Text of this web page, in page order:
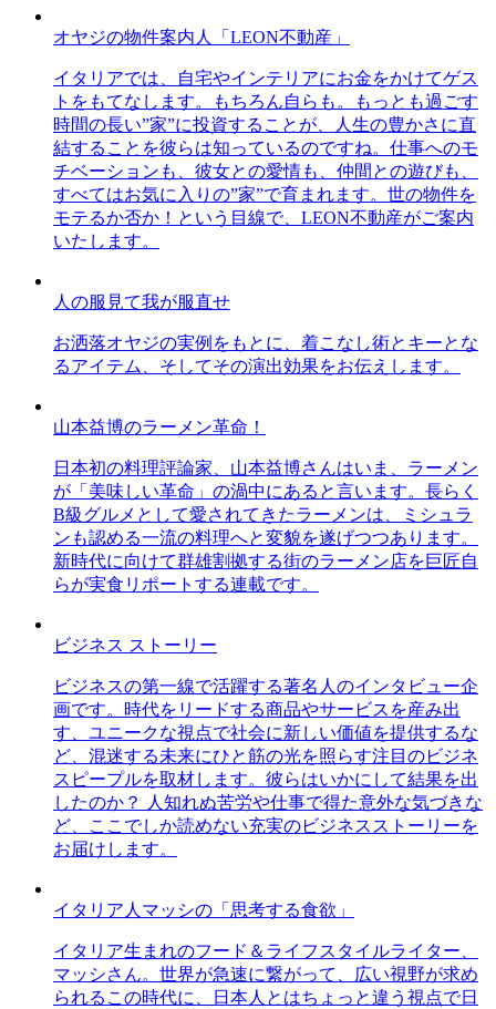
オヤジの物件案内人「LEON不動産」
イタリアでは、自宅やインテリアにお金をかけてゲス
トをもてなします。もちろん自らも。もっとも過ごす
時間の長い”家”に投資することが、人生の豊かさに直
結することを彼らは知っているのですね。仕事へのモ
チベーションも、彼女との愛情も、仲間との遊びも、
すべてはお気に入りの”家”で育まれます。世の物件を
モテるか否か！という目線で、LEON不動産がご案内
いたします。
人の服見て我が服直せ
お洒落オヤジの実例をもとに、着こなし術とキーとな
るアイテム、そしてその演出効果をお伝えします。
山本益博のラーメン革命！
日本初の料理評論家、山本益博さんはいま、ラーメン
が「美味しい革命」の渦中にあると言います。長らく
B級グルメとして愛されてきたラーメンは、ミシュラ
ンも認める一流の料理へと変貌を遂げつつあります。
新時代に向けて群雄割拠する街のラーメン店を巨匠自
らが実食リポートする連載です。
ビジネス ストーリー
ビジネスの第一線で活躍する著名人のインタビュー企
画です。時代をリードする商品やサービスを産み出
す、ユニークな視点で社会に新しい価値を提供するな
ど、混迷する未来にひと筋の光を照らす注目のビジネ
スピープルを取材します。彼らはいかにして結果を出
したのか？ 人知れぬ苦労や仕事で得た意外な気づきな
ど、ここでしか読めない充実のビジネスストーリーを
お届けします。
イタリア人マッシの「思考する食欲」
イタリア生まれのフード＆ライフスタイルライター、
マッシさん。世界が急速に繋がって、広い視野が求め
られるこの時代に、日本人とはちょっと違う視点で日